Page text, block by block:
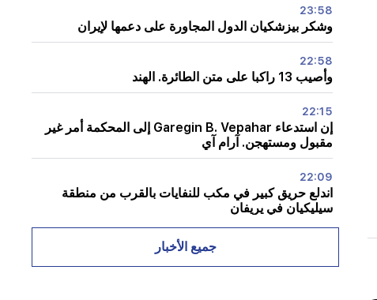
23:58
وشكر بيزشكيان الدول المجاورة على دعمها لإيران
22:58
وأصيب 13 راكبا على متن الطائرة. الهند
22:15
إن استدعاء Garegin B. Vepahar إلى المحكمة أمر غير
مقبول ومستهجن. آرام آي
22:09
اندلع حريق كبير في مكب للنفايات بالقرب من منطقة
سيليكيان في يريفان
كانت هناك تغييرات في خطوط الحافلات في يريفان
جميع الأخبار